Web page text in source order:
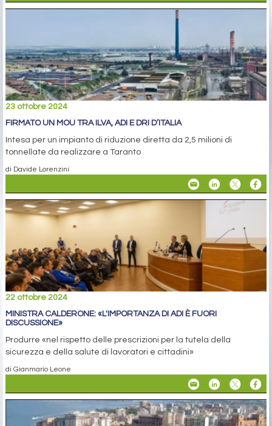
23 ottobre 2024
FIRMATO UN MOU TRA ILVA, ADI E DRI D’ITALIA
Intesa per un impianto di riduzione diretta da 2,5 milioni di
tonnellate da realizzare a Taranto
di Davide Lorenzini
22 ottobre 2024
MINISTRA CALDERONE: «L'IMPORTANZA DI ADI È FUORI
DISCUSSIONE»
Produrre «nel rispetto delle prescrizioni per la tutela della
sicurezza e della salute di lavoratori e cittadini»
di Gianmario Leone